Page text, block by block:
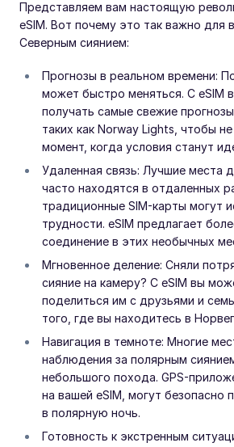
Представляем вам настоящую
eSIM. Вот почему это так важно для
Северным сиянием:
Прогнозы в реальном времени:
может быстро меняться. С eSIM
получать самые свежие
таких как Norway Lights, чтобы
момент, когда условия станут
Удаленная связь: Лучшие места
часто находятся в отдаленных
традиционные SIM-карты могут
трудности. eSIM предлагает
соединение в этих необычных
Мгновенное деление: Сняли
сияние на камеру? С eSIM вы
поделиться им с друзьями и
того, где вы находитесь в
Навигация в темноте: Многие
наблюдения за полярным
небольшого похода. GPS-
на вашей eSIM, могут безопасно
в полярную ночь.
Готовность к экстренным